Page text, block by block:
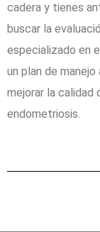
cadera y tienes
buscar la
especializado en
un plan de
mejorar la calidad
endometriosis.